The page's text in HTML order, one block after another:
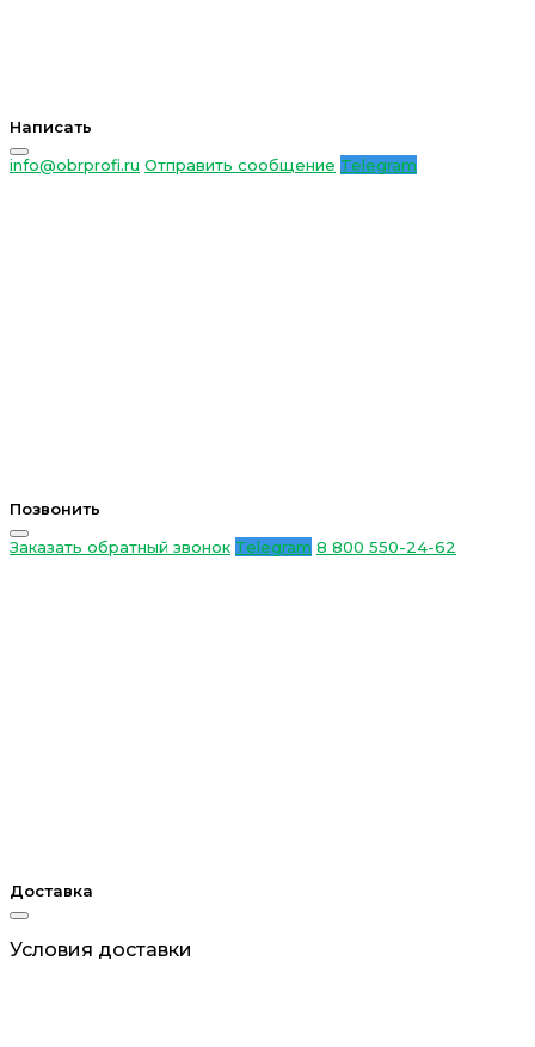
Написать
info@obrprofi.ru Отправить сообщение Telegram
Позвонить
Заказать обратный звонок Telegram 8 800 550-24-62
Доставка
Условия доставки